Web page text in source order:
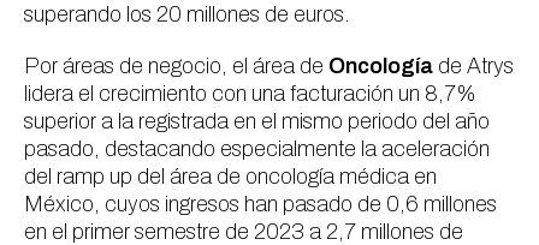
superando los 20 millones de euros.
Por áreas de negocio, el área de Oncología de Atrys
lidera el crecimiento con una facturación un 8,7%
superior a la registrada en el mismo periodo del año
pasado, destacando especialmente la aceleración
del ramp up del área de oncología médica en
México, cuyos ingresos han pasado de 0,6 millones
en el primer semestre de 2023 a 2,7 millones de